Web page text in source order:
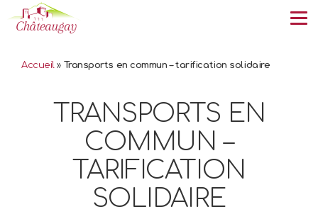
Accueil» Transports en commun – tarification solidaire
TRANSPORTS EN
COMMUN –
TARIFICATION
SOLIDAIRE